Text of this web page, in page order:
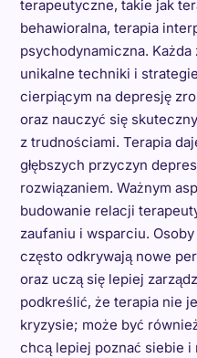
terapeutyczne, takie jak
behawioralna, terapia
psychodynamiczna.
unikalne techniki i
cierpiącym na depresję
oraz nauczyć się
z trudnościami. Terapia
głębszych przyczyn
rozwiązaniem. Ważnym
budowanie relacji
zaufaniu i wsparciu.
często odkrywają nowe
oraz uczą się lepiej
podkreślić, że terapia nie
kryzysie; może być
chcą lepiej poznać siebie